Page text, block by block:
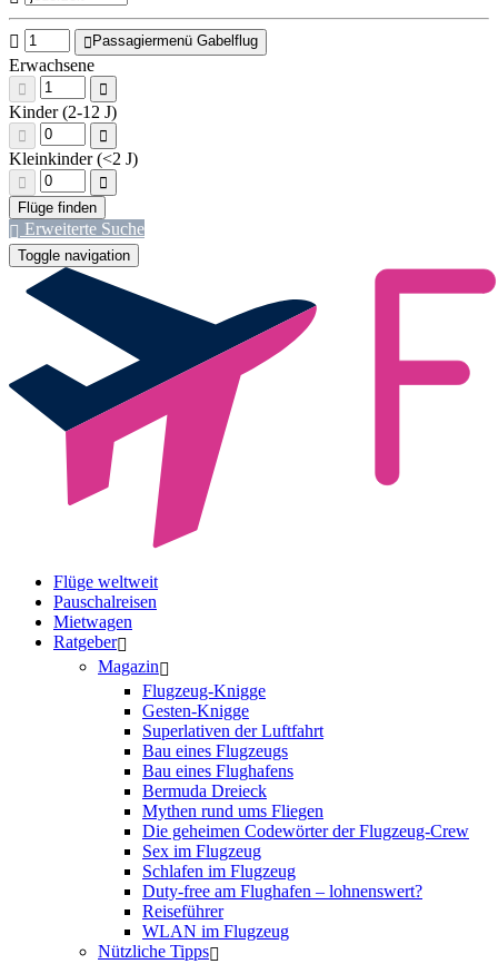
Passagiermenü Gabelflug
Erwachsene
Kinder (2-12 J)
Kleinkinder (<2 J)
Erweiterte Suche
Toggle navigation
Flüge weltweit
Pauschalreisen
Mietwagen
Ratgeber
Magazin
Flugzeug-Knigge
Gesten-Knigge
Superlativen der Luftfahrt
Bau eines Flugzeugs
Bau eines Flughafens
Bermuda Dreieck
Mythen rund ums Fliegen
Die geheimen Codewörter der Flugzeug-Crew
Sex im Flugzeug
Schlafen im Flugzeug
Duty-free am Flughafen – lohnenswert?
Reiseführer
WLAN im Flugzeug
Nützliche Tipps